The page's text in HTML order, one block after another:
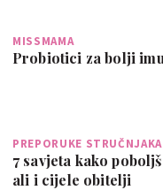
MISSMAMA
Probiotici za bolji
PREPORUKE STRUČNJAKA
7 savjeta kako
ali i cijele obitelji